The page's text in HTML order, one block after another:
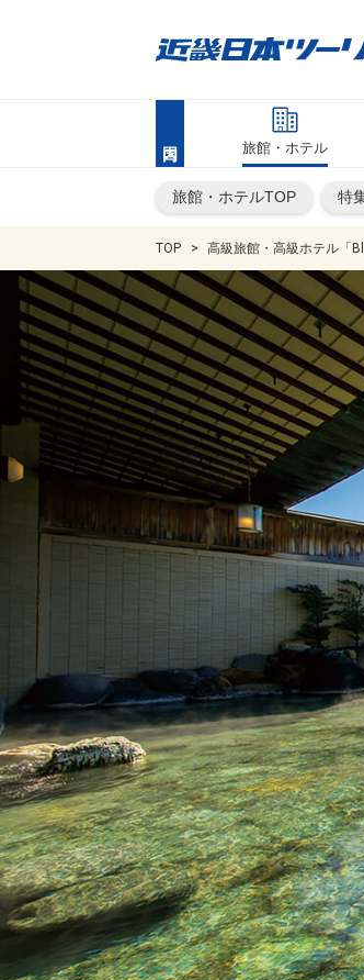
旅館・ホテル
旅館・ホテルTOP 特
TOP 高級旅館・高級ホテル「